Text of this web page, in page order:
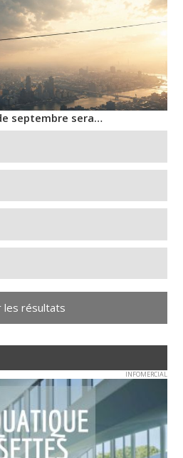
septembre sera…
les résultats
INFOMERCIAL